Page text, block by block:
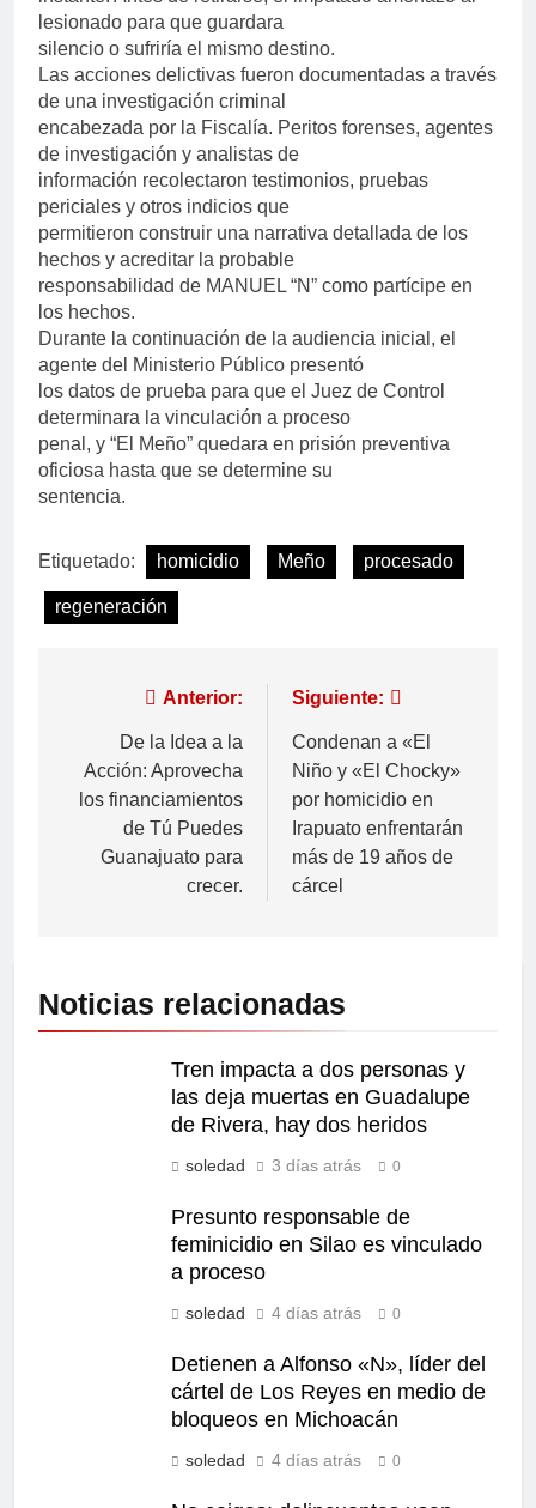
lesionado para que guardara
silencio o sufriría el mismo destino.
Las acciones delictivas fueron documentadas a través
de una investigación criminal
encabezada por la Fiscalía. Peritos forenses, agentes
de investigación y analistas de
información recolectaron testimonios, pruebas
periciales y otros indicios que
permitieron construir una narrativa detallada de los
hechos y acreditar la probable
responsabilidad de MANUEL “N” como partícipe en
los hechos.
Durante la continuación de la audiencia inicial, el
agente del Ministerio Público presentó
los datos de prueba para que el Juez de Control
determinara la vinculación a proceso
penal, y “El Meño” quedara en prisión preventiva
oficiosa hasta que se determine su
sentencia.
Etiquetado: homicidio Meño procesado
regeneración
Anterior:
De la Idea a la
Acción: Aprovecha
los financiamientos
de Tú Puedes
Guanajuato para
crecer.
Siguiente:
Condenan a «El
Niño y «El Chocky»
por homicidio en
Irapuato enfrentarán
más de 19 años de
cárcel
Noticias relacionadas
Tren impacta a dos personas y
las deja muertas en Guadalupe
de Rivera, hay dos heridos
soledad 3 días atrás 0
Presunto responsable de
feminicidio en Silao es vinculado
a proceso
soledad 4 días atrás 0
Detienen a Alfonso «N», líder del
cártel de Los Reyes en medio de
bloqueos en Michoacán
soledad 4 días atrás 0